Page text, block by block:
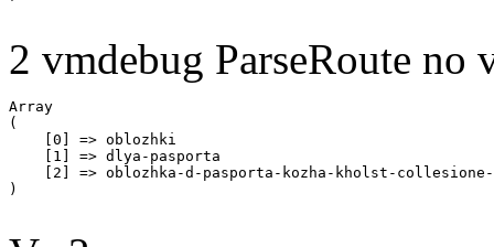
2 vmdebug ParseRoute no
Array
(
    [0] => oblozhki
    [1] => dlya-pasporta
[2] => oblozhka-d-pasporta-kozha-kholst-